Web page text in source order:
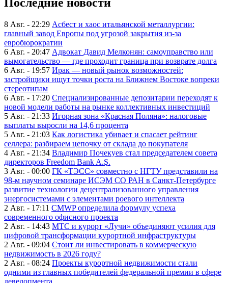
Последние новости
8 Авг. - 22:29 Асбест и хаос итальянской металлургии:
главный завод Европы под угрозой закрытия из-за
евробюрократии
6 Авг. - 20:47 Адвокат Давид Мелконян: самоуправство или
вымогательство — где проходит граница при возврате долга
6 Авг. - 19:57 Ирак — новый рынок возможностей:
застройщики ищут точки роста на Ближнем Востоке вопреки
стереотипам
6 Авг. - 17:20 Специализированные депозитарии переходят к
новой модели работы на рынке коллективных инвестиций
5 Авг. - 21:33 Игорная зона «Красная Поляна»: налоговые
выплаты выросли на 14,6 процента
5 Авг. - 21:03 Как логистика убивает и спасает рейтинг
селлера: разбираем цепочку от склада до покупателя
4 Авг. - 21:34 Владимир Почекуев стал председателем совета
директоров Freedom Bank A.Ş.
3 Авг. - 00:00 ГК «ТЭСС» совместно с НГТУ представили на
98-м научном семинаре ИСЭМ СО РАН в Санкт-Петербурге
развитие технологии децентрализованного управления
энергосистемами с элементами роевого интеллекта
2 Авг. - 17:11 CMWP определила формулу успеха
современного офисного проекта
2 Авг. - 14:43 МТС и курорт «Лучи» объединяют усилия для
цифровой трансформации курортной инфраструктуры
2 Авг. - 09:04 Стоит ли инвестировать в коммерческую
недвижимость в 2026 году?
2 Авг. - 08:24 Проекты курортной недвижимости стали
одними из главных победителей федеральной премии в сфере